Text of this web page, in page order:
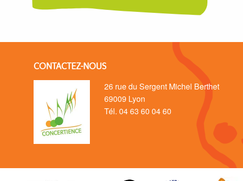
CONTACTEZ-NOUS
26 rue du Sergent Michel Berthet
69009 Lyon
Tél. 04 63 60 04 60